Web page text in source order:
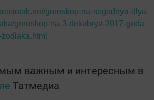
goroskop-na-segodnya-dlya-
goroskop-na-3-dekabrya-2017-goda-
важным и интересным в
Татмедиа